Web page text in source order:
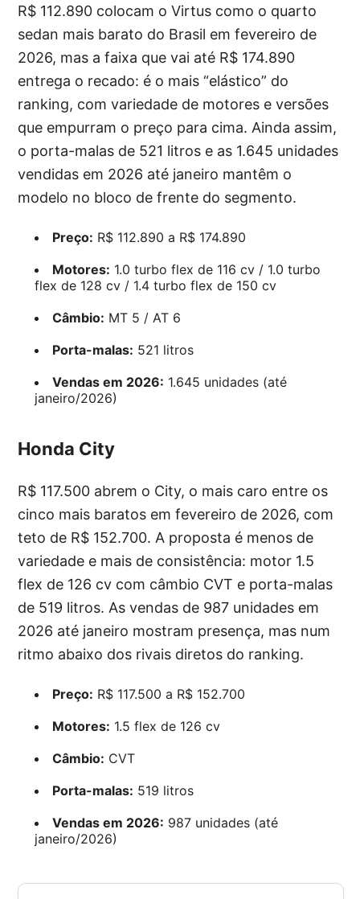
R$ 112.890 colocam o Virtus como o quarto
sedan mais barato do Brasil em fevereiro de
2026, mas a faixa que vai até R$ 174.890
entrega o recado: é o mais “elástico” do
ranking, com variedade de motores e versões
que empurram o preço para cima. Ainda assim,
o porta-malas de 521 litros e as 1.645 unidades
vendidas em 2026 até janeiro mantêm o
modelo no bloco de frente do segmento.
Preço: R$ 112.890 a R$ 174.890
Motores: 1.0 turbo flex de 116 cv / 1.0 turbo
flex de 128 cv / 1.4 turbo flex de 150 cv
Câmbio: MT 5 / AT 6
Porta-malas: 521 litros
Vendas em 2026: 1.645 unidades (até
janeiro/2026)
Honda City
R$ 117.500 abrem o City, o mais caro entre os
cinco mais baratos em fevereiro de 2026, com
teto de R$ 152.700. A proposta é menos de
variedade e mais de consistência: motor 1.5
flex de 126 cv com câmbio CVT e porta-malas
de 519 litros. As vendas de 987 unidades em
2026 até janeiro mostram presença, mas num
ritmo abaixo dos rivais diretos do ranking.
Preço: R$ 117.500 a R$ 152.700
Motores: 1.5 flex de 126 cv
Câmbio: CVT
Porta-malas: 519 litros
Vendas em 2026: 987 unidades (até
janeiro/2026)